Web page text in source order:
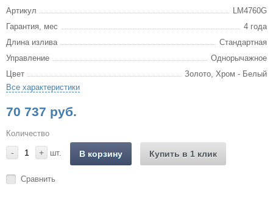
Артикул
LM4760G
Гарантия, мес
4 года
Длина излива
Стандартная
Управление
Однорычажное
Цвет
Золото, Хром - Белый
Все характеристики
70 737 руб.
Количество
- + шт. В корзину Купить в 1 клик
Сравнить